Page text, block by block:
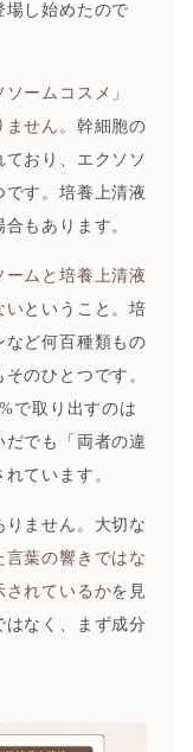
場し始めたので
ームコスメ」
せん。 幹細胞の
おり、エクソソ
す。培養上清液
もあります。
ームと培養上清液
いということ。培
ど何百種類もの
のひとつです。
で取り出すのは
でも「両者の違
ています。
ません。大切な
言葉の響きではな
されているかを見
はなく、まず成分